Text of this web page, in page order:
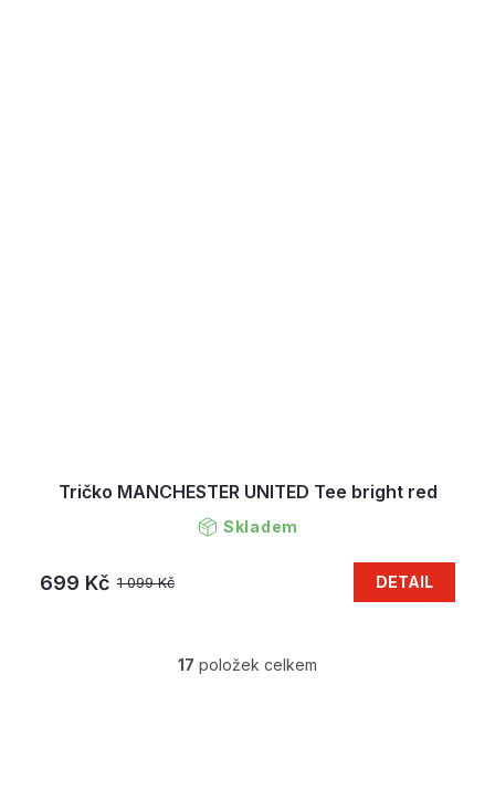
Tričko MANCHESTER UNITED Tee bright red
Skladem
1 099 Kč
699 Kč DETAIL
O
17 položek celkem